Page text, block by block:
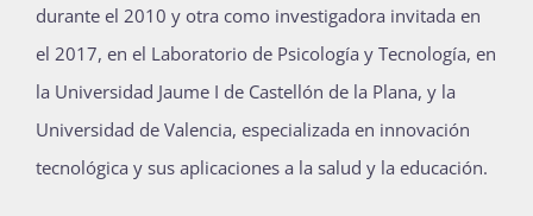
durante el 2010 y otra como investigadora invitada en
el 2017, en el Laboratorio de Psicología y Tecnología, en
la Universidad Jaume I de Castellón de la Plana, y la
Universidad de Valencia, especializada en innovación
tecnológica y sus aplicaciones a la salud y la educación.